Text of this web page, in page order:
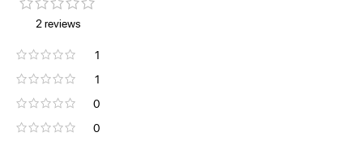
2 reviews
1
1
0
0